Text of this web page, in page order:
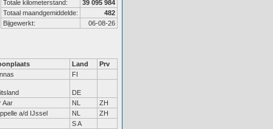
Totale kilometerstand:
39 095 984
Totaal maandgemiddelde:
482
Bijgewerkt:
06-08-26
Land
Prv
FI
DE
Aar
NL
ZH
a/d IJssel
NL
ZH
S A